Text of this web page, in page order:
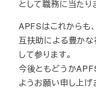
として職務に当たり
APFSはこれからも
互扶助による豊か
して参ります。
今後ともどうか
ようお願い申し上げ